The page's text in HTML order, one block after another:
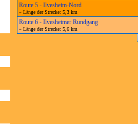
Route 5 - Ilvesheim-Nord
» Länge der Strecke: 5,3 km
Route 6 - Ilvesheimer Rundgang
» Länge der Strecke: 5,6 km